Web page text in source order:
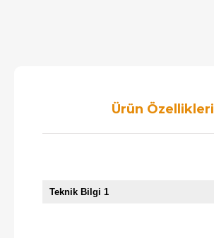
Ürün Özellikleri
Teknik Bilgi 1